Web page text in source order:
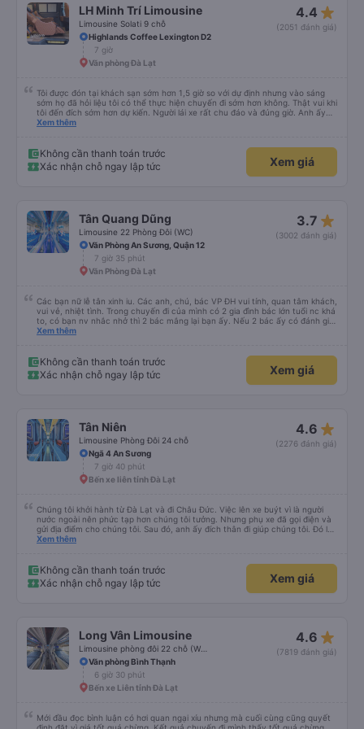
bạn khi đi
LH Minh Trí Limousine
Limousine Solati 9 chỗ
4.4 star_rate
(2051 đánh giá)
Highlands Coffee Lexington D2
7 giờ
Văn phòng Đà Lạt
Tôi được đón tại khách sạn sớm hơn 1,5 giờ so với dự định nhưng vào sáng
sớm họ đã hỏi liệu tôi có thể thực hiện chuyến đi sớm hơn không. Thật vui khi
tôi đến đích sớm hơn dự kiến. Người lái xe rất chu đáo và đúng giờ. Anh ấy
không nói được nhiều tiếng Anh nhưng chúng tôi hiểu nhau rất nhiều nhờ
gì khi đi những đường vòng nhỏ để thả người tại điểm đến vì tất cả chúng tôi
đều đã gần đến điểm trả khách. Nhìn chung, đó là một trải nghiệm rất thú vị
và tôi chắc chắn giới thiệu công ty này.
Xem thêm
Không cần thanh toán trước
Xác nhận chỗ ngay lập tức
Xem giá
Tân Quang Dũng
Limousine 22 Phòng Đôi (WC)
3.7 star_rate
(3002 đánh giá)
Văn Phòng An Sương, Quận 12
7 giờ 35 phút
Văn Phòng Đà Lạt
Các bạn nữ lễ tân xinh iu. Các anh, chú, bác VP ĐH vui tính, quan tâm khách,
vui vẻ, nhiệt tình. Trong chuyến đi của mình có 2 gia đình bác lớn tuổi nc khá
to, có bạn nv nhắc nhở thì 2 bác mắng lại bạn ấy. Nếu 2 bác ấy có đánh giá
xấu thì mình ngược lại nha. Bạn ấy nhắc nhở rất đúng. 2 bác nói rất to. To
bạn ấy nha. Nếu bạn ấy bị trừ thì bảo bạn ấy liên hệ sđt của mình, mình hỗ
trợ ạ. Số mình đuôi 666, chuyến ĐH-NT ngày 16/1. À các bạn nữ lễ tân xinh
iu còn đổi cho mình phòng đơn sang đôi xong còn note là (một mình) yêu
Xem thêm
Không cần thanh toán trước
Xác nhận chỗ ngay lập tức
Xem giá
Tân Niên
Limousine Phòng Đôi 24 chỗ
4.6 star_rate
(2276 đánh giá)
Ngã 4 An Sương
7 giờ 40 phút
Bến xe liên tỉnh Đà Lạt
Chúng tôi khởi hành từ Đà Lạt và đi Châu Đức. Việc lên xe buýt vì là người
nước ngoài nên phức tạp hơn chúng tôi tưởng. Nhưng phụ xe đã gọi điện và
gửi địa điểm cho chúng tôi. Sau đó, anh ấy đích thân đi giúp chúng tôi. Đó là
lần đầu tiên đi xe giường nằm với hai đứa trẻ nhỏ khá thú vị. Chúng tôi không
điểm dừng, họ đánh thức chúng tôi dậy và đảm bảo chúng tôi đã sẵn sàng.
Nhìn chung, đó là một trải nghiệm tốt. Mỗi giường đều có gối và chăn, và đủ
chỗ cho 1 người lớn và 1 trẻ em nằm thoải mái.
Xem thêm
Không cần thanh toán trước
Xác nhận chỗ ngay lập tức
Xem giá
Long Vân Limousine 4.6 star_rate
(7819 đánh giá)
Văn phòng Bình Thạnh
6 giờ 30 phút
Bến xe Liên tỉnh Đà Lạt
Mới đầu đọc bình luận có hơi quan ngại xíu nhưng mà cuối cùng cũng quyết